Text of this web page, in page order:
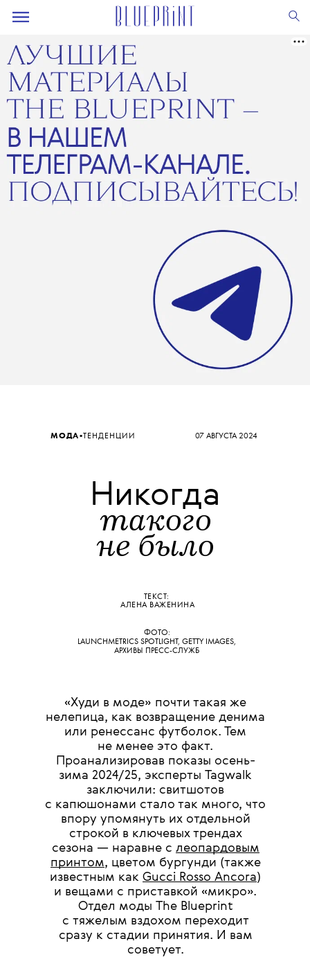
07 АВГУСТА 2024
МОДА• ТЕНДЕНЦИИ
Никогда
такого
не было
ТЕКСТ:
АЛЕНА ВАЖЕНИНА
ФОТО:
LAUNCHMETRICS SPOTLIGHT, GETTY IMAGES,
АРХИВЫ ПРЕСС-СЛУЖБ
«Худи в моде» почти такая же
нелепица, как возвращение денима
или ренессанс футболок. Тем
не менее это факт.
Проанализировав показы осень-
зима 2024/25, эксперты Tagwalk
заключили: свитшотов
с капюшонами стало так много, что
впору упомянуть их отдельной
строкой в ключевых трендах
сезона — наравне с леопардовым
принтом, цветом бургунди (также
известным как Gucci Rosso Ancora)
и вещами с приставкой «микро».
Отдел моды The Blueprint
с тяжелым вздохом переходит
сразу к стадии принятия. И вам
советует.